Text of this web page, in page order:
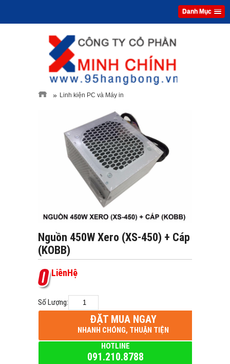
Danh Mục
» Linh kiện PC và Máy in
Nguồn 450W Xero (XS-450) + Cáp
(KOBB)
LiênHệ
Số Lượng:
ĐẶT MUA NGAY
NHANH CHÓNG, THUẬN TIỆN
HOTLINE
091.210.8788